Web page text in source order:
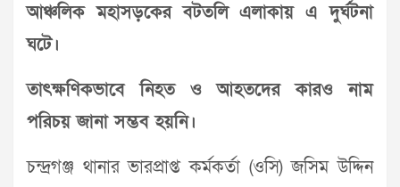
আঞ্চলিক মহাসড়কের বটতলি এলাকায় এ দুর্ঘটনা
ঘটে।
তাৎক্ষণিকভাবে নিহত ও আহতদের কারও নাম
পরিচয় জানা সম্ভব হয়নি।
চন্দ্রগঞ্জ থানার ভারপ্রাপ্ত কর্মকর্তা (ওসি) জসিম উদ্দিন